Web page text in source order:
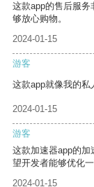
这款app的售后服
够放心购物。
2024-01-15
游客
这款app就像我的私
2024-01-15
游客
这款加速器app的
望开发者能够优化一
2024-01-15